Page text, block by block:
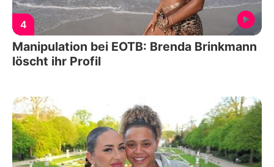
4
Manipulation bei EOTB: Brenda Brinkmann
löscht ihr Profil